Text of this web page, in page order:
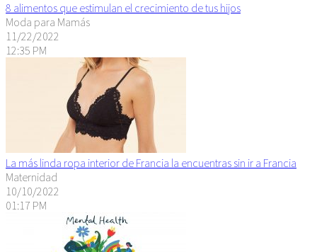
8 alimentos que estimulan el crecimiento de tus hijos
Moda para Mamás
11/22/2022
12:35 PM
La más linda ropa interior de Francia la encuentras sin ir a Francia
Maternidad
10/10/2022
01:17 PM